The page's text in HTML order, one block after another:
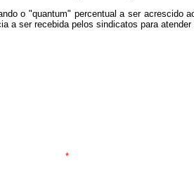
o "quantum" percentual a ser
a ser recebida pelos sindicatos para
*